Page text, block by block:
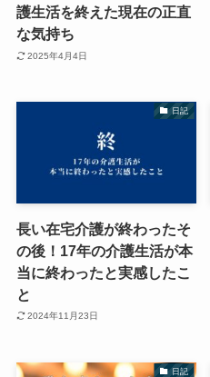
護生活を終えた現在の正直
な気持ち
2025年4月4日
日記
長い在宅介護が終わったそ
の後！17年の介護生活が本
当に終わったと実感したこ
と
2024年11月23日
日記